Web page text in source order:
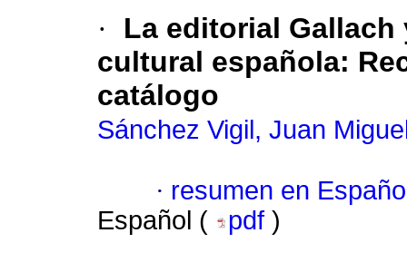
·
La editorial
cultural española:
catálogo
Sánchez Vigil, Juan
· resumen en
Español (
pdf )